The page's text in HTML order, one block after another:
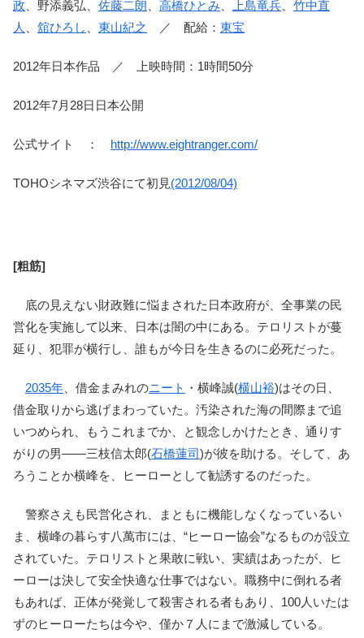
政 、野添義弘、 佐藤二朗 高橋ひとみ 上島竜兵
竹中直
人
舘ひろし 東山紀之 ／ 配給： 東宝
2012年日本作品 ／ 上映時間：1時間50分
2012年7月28日日本公開
公式サイト ： http://www.eightranger.com/
TOHOシネマズ渋谷にて初見(2012/08/04)
[粗筋]
底の見えない財政難に悩まされた日本政府が、全事業の民
営化を実施して以来、日本は闇の中にある。テロリストが蔓
延り、犯罪が横行し、誰もが今日を生きるのに必死だった。
2035年 、借金まみれのニート ・横峰誠(横山裕)はその日、
借金取りから逃げまわっていた。汚染された海の間際まで追
いつめられ、もうこれまでか、と観念しかけたとき、通りす
がりの男――三枝信太郎(石橋蓮司)が彼を助ける。そして、あ
ろうことか横峰を、ヒーローとして勧誘するのだった。
警察さえも民営化され、まともに機能しなくなっているい
ま、横峰の暮らす八萬市には、“ヒーロー協会”なるものが設立
されていた。テロリストと果敢に戦い、実績はあったが、ヒ
ーローは決して安全快適な仕事ではない。職務中に倒れる者
もあれば、正体が発覚して殺害される者もあり、100人いたは
ずのヒーローたちは今や、僅か７人にまで激減している。